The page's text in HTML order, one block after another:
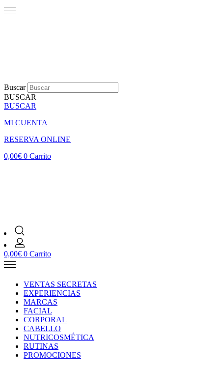
Buscar
BUSCAR
BUSCAR
MI CUENTA
RESERVA ONLINE
0,00€ 0 Carrito
0,00€ 0 Carrito
VENTAS SECRETAS
EXPERIENCIAS
MARCAS
FACIAL
CORPORAL
CABELLO
NUTRICOSMÉTICA
RUTINAS
PROMOCIONES